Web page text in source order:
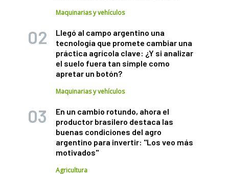
Maquinarias y vehículos
Llegó al campo argentino una
tecnología que promete cambiar una
práctica agrícola clave: ¿Y si analizar
el suelo fuera tan simple como
apretar un botón?
Maquinarias y vehículos
En un cambio rotundo, ahora el
productor brasilero destaca las
buenas condiciones del agro
argentino para invertir: "Los veo más
motivados"
Agricultura